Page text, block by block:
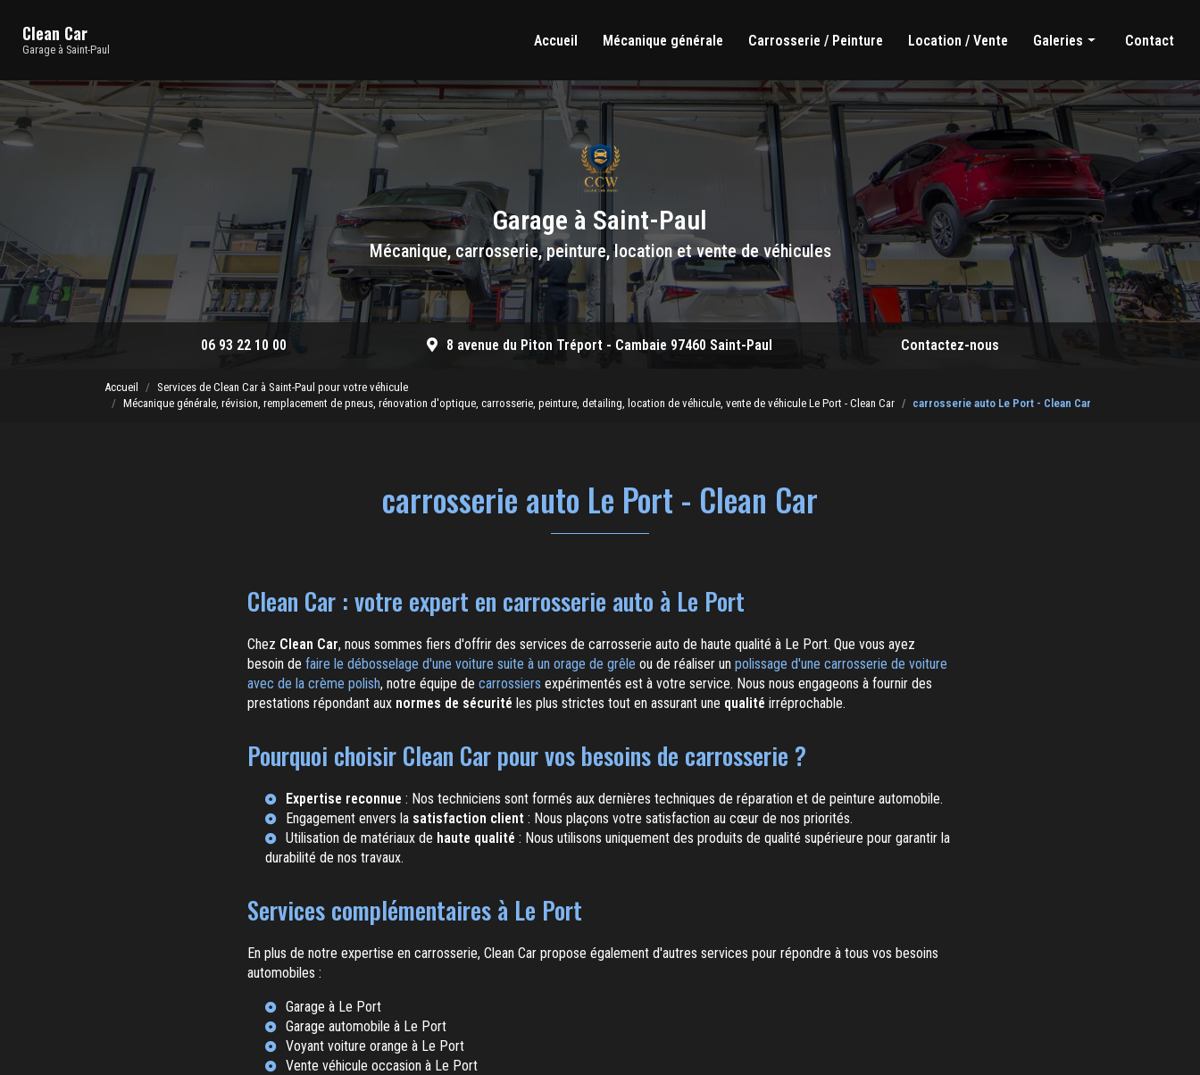
contenu
Clean Car
Garage à Saint-Paul
Accueil
Mécanique générale Carrosserie / Peinture Location / Vente Galeries
Mécanique générale
Carrosserie / Peinture
Location / Vente
Contact
Garage à Saint-Paul
Mécanique, carrosserie, peinture, location et vente de véhicules
06 93 22 10 00 8 avenue du Piton Tréport - Cambaie 97460 Saint-Paul Contactez-nous
Accueil
Services de Clean Car à Saint-Paul pour votre véhicule
Mécanique générale, révision, remplacement de pneus, rénovation d'optique, carrosserie, peinture, detailing, location de véhicule, vente de véhicule Le Port - Clean Car
carrosserie auto Le Port - Clean Car
carrosserie auto Le Port - Clean Car
Clean Car : votre expert en carrosserie auto à Le Port
Chez Clean Car, nous sommes fiers d'offrir des services de carrosserie auto de haute qualité à Le Port. Que vous ayez
besoin de faire le débosselage d'une voiture suite à un orage de grêle ou de réaliser un polissage d'une carrosserie de voiture
avec de la crème polish, notre équipe de carrossiers expérimentés est à votre service. Nous nous engageons à fournir des
prestations répondant aux normes de sécurité les plus strictes tout en assurant une qualité irréprochable.
Pourquoi choisir Clean Car pour vos besoins de carrosserie ?
Expertise reconnue : Nos techniciens sont formés aux dernières techniques de réparation et de peinture automobile.
Engagement envers la satisfaction client : Nous plaçons votre satisfaction au cœur de nos priorités.
Utilisation de matériaux de haute qualité : Nous utilisons uniquement des produits de qualité supérieure pour garantir la
durabilité de nos travaux.
Services complémentaires à Le Port
En plus de notre expertise en carrosserie, Clean Car propose également d'autres services pour répondre à tous vos besoins
automobiles :
Garage à Le Port
Garage automobile à Le Port
Voyant voiture orange à Le Port
Vente véhicule occasion à Le Port